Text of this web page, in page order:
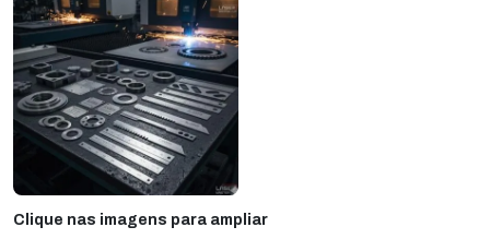
Clique nas imagens para ampliar